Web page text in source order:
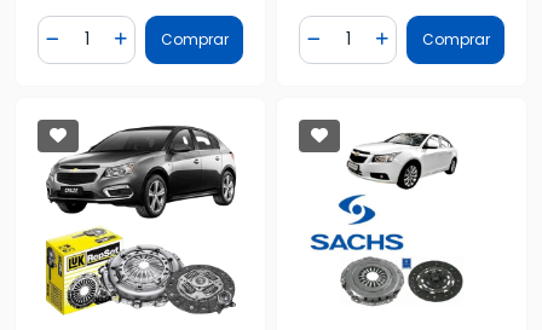
Diminuir Quantidade
Quantidade
Adicionar Quantidade
Comprar Diminuir Quantidade
Quantidade
AdicionarComprar